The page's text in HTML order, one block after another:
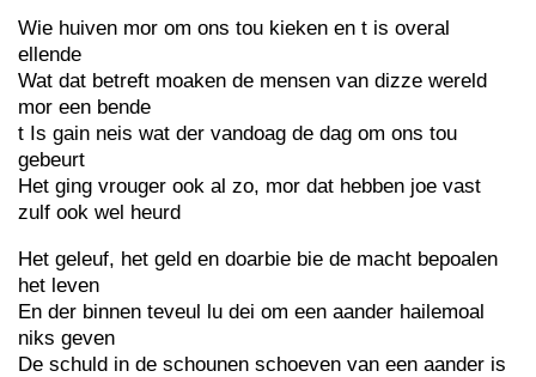
Wie huiven mor om ons tou kieken en t is overal
ellende
Wat dat betreft moaken de mensen van dizze wereld
mor een bende
t Is gain neis wat der vandoag de dag om ons tou
gebeurt
Het ging vrouger ook al zo, mor dat hebben joe vast
zulf ook wel heurd
Het geleuf, het geld en doarbie bie de macht bepoalen
het leven
En der binnen teveul lu dei om een aander hailemoal
niks geven
De schuld in de schounen schoeven van een aander is